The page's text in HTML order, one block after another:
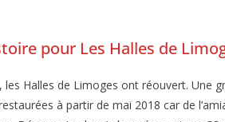
pour Les Halles de
les Halles de Limoges ont réouvert. Une
à partir de mai 2018 car de